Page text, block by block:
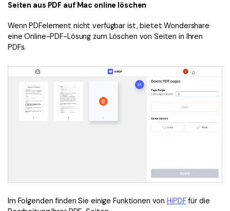
Seiten aus PDF auf Mac online löschen
Wenn PDFelement nicht verfügbar ist, bietet Wondershare
eine Online-PDF-Lösung zum Löschen von Seiten in Ihren
PDFs.
Im Folgenden finden Sie einige Funktionen von HiPDFfür die